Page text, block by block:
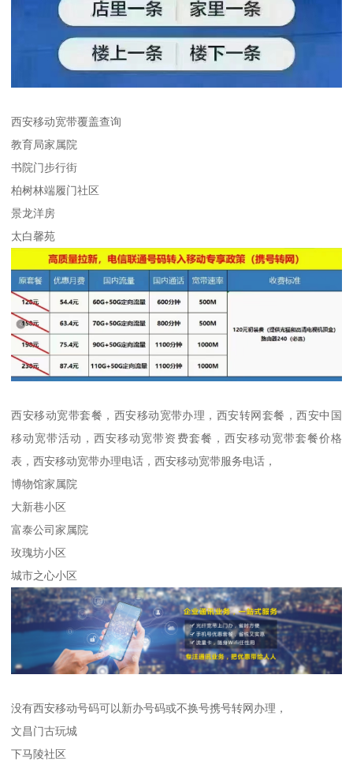
西安移动宽带覆盖查询
教育局家属院
书院门步行街
柏树林端履门社区
景龙洋房
太白馨苑
西安移动宽带套餐，西安移动宽带办理，西安转网套餐，西安中国
移动宽带活动，西安移动宽带资费套餐，西安移动宽带套餐价格
表，西安移动宽带办理电话，西安移动宽带服务电话，
博物馆家属院
大新巷小区
富泰公司家属院
玫瑰坊小区
城市之心小区
没有西安移动号码可以新办号码或不换号携号转网办理，
文昌门古玩城
下马陵社区